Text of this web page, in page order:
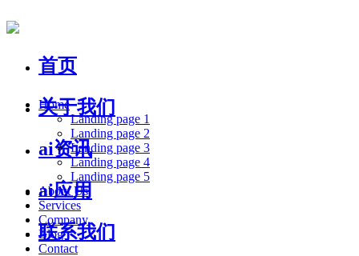
首页
关于我们
ai资讯
ai应用
联系我们
Home
Landing page 1
Landing page 2
Landing page 3
Landing page 4
Landing page 5
About Us
Services
Company
Blog
Contact